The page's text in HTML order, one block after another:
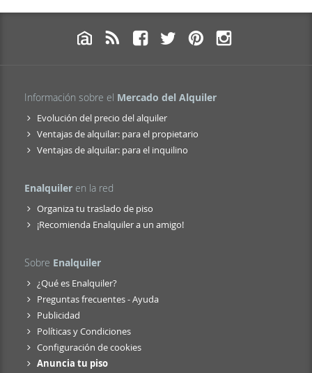
Información sobre el Mercado del Alquiler
Evolución del precio del alquiler
Ventajas de alquilar: para el propietario
Ventajas de alquilar: para el inquilino
Enalquiler en la red
Organiza tu traslado de piso
¡Recomienda Enalquiler a un amigo!
Sobre Enalquiler
¿Qué es Enalquiler?
Preguntas frecuentes - Ayuda
Publicidad
Políticas y Condiciones
Configuración de cookies
Anuncia tu piso